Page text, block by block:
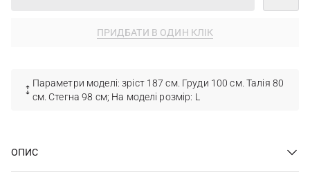
ПРИДБАТИ В ОДИН КЛІК
Параметри моделі: зріст 187 см. Груди 100 см. Талія 80
см. Стегна 98 см; На моделі розмір: L
ОПИС